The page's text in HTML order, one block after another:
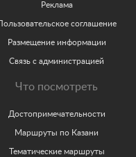
Реклама
Пользовательское соглашение
Размещение информации
Связь с администрацией
Что посмотреть
Достопримечательности
Маршруты по Казани
Тематические маршруты